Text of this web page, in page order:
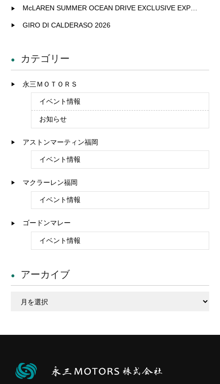
McLAREN SUMMER OCEAN DRIVE EXCLUSIVE EXPERIENCE IN KITAKYUSHU
GIRO DI CALDERASO 2026
カテゴリー
永三ＭＯＴＯＲＳ
イベント情報
お知らせ
アストンマーティン福岡
イベント情報
マクラーレン福岡
イベント情報
ゴードンマレー
イベント情報
アーカイブ